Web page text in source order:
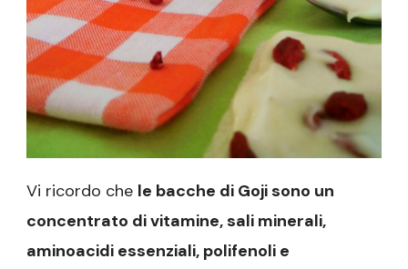
Vi ricordo che le bacche di Goji sono un
concentrato di vitamine, sali minerali,
aminoacidi essenziali, polifenoli e